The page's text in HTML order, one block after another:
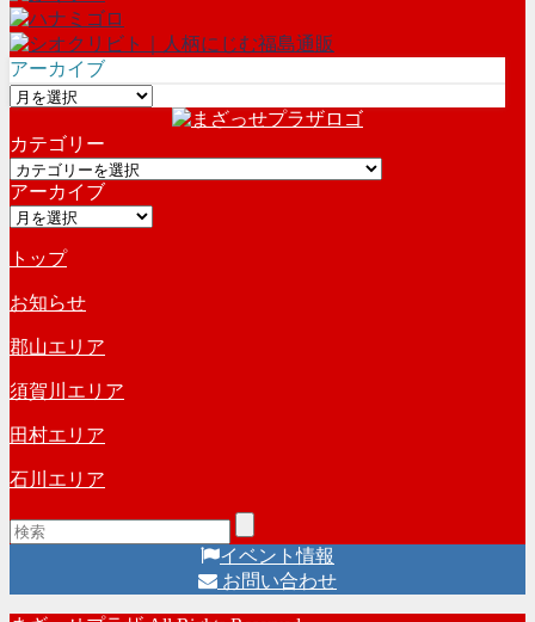
アーカイブ
ア
カ
イ
ブ
カテゴリー
カ
テ
ゴ
ー
アーカイブ
ア
カ
イ
ブ
トップ
お知らせ
郡山エリア
須賀川エリア
田村エリア
石川エリア
イベント情報
お問い合わせ